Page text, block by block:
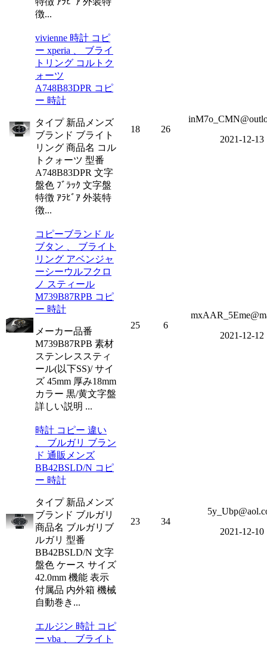
徴...
vivienne 時計 コピ
ー xperia 、 ブライ
トリング コルトク
ォーツ
A748B83DPR コピ
ー 時計
タイプ 新品メンズ
ブランド ブライト
リング 商品名 コル
トクォーツ 型番
A748B83DPR 文字
盤色 ﾌﾞﾗｯｸ 文字盤
特徴 ｱﾗﾋﾞｱ 外装特
徴...
18 26
2021-12-13
コピーブランド ル
ブタン 、 ブライト
リング アベンジャ
ーシーウルフクロ
ノ スティール
M739B87RPB コピ
ー 時計
メーカー品番
M739B87RPB 素材
ステンレススティ
ール(以下SS)/ サイ
ズ 45mm 厚み18mm
カラー 黒/黄文字盤
詳しい説明 ...
25 6
2021-12-12
時計 コピー 違い
、 ブルガリ ブラン
ド 通販メンズ
BB42BSLD/N コピ
ー 時計
タイプ 新品メンズ
ブランド ブルガリ
商品名 ブルガリブ
ルガリ 型番
BB42BSLD/N 文字
盤色 ケース サイズ
42.0mm 機能 表示
付属品 内外箱 機械
自動巻き...
23 34
2021-12-10
エルジン 時計 コピ
ー vba 、 ブライト